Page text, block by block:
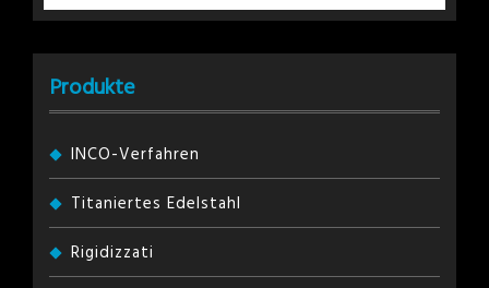
Produkte
INCO-Verfahren
Titaniertes Edelstahl
Rigidizzati